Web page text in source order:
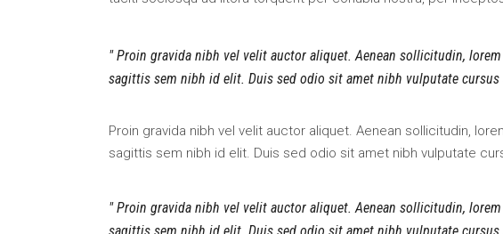
Proin gravida nibh vel velit auctor aliquet. Aenean sollicitudin,
sagittis sem nibh id elit. Duis sed odio sit amet nibh vulputate cursus
Proin gravida nibh vel velit auctor aliquet. Aenean sollicitudin,
sagittis sem nibh id elit. Duis sed odio sit amet nibh vulputate
Proin gravida nibh vel velit auctor aliquet. Aenean sollicitudin,